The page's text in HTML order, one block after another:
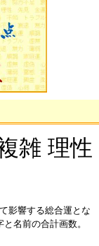
雑 理性
影響する総合運とな
名前の合計画数。